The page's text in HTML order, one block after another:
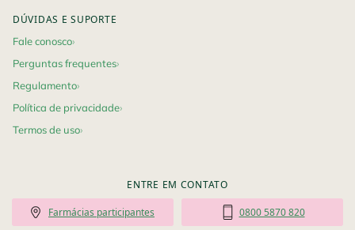
DÚVIDAS E SUPORTE
Fale conosco
Perguntas frequentes
Regulamento
Política de privacidade
Termos de uso
ENTRE EM CONTATO
Farmácias participantes 0800 5870 820